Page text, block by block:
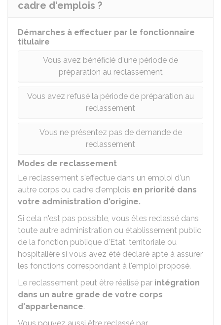
cadre d'emplois ?
Démarches à effectuer par le fonctionnaire
titulaire
Vous avez bénéficié d'une période de
préparation au reclassement
Vous avez refusé la période de préparation au
reclassement
Vous ne présentez pas de demande de
reclassement
Modes de reclassement
Le reclassement s'effectue dans un emploi d'un
autre corps ou cadre d'emplois en priorité dans
votre administration d'origine.
Si cela n'est pas possible, vous êtes reclassé dans
toute autre administration ou établissement public
de la fonction publique d'Etat, territoriale ou
hospitalière si vous avez été déclaré apte à assurer
les fonctions correspondant à l'emploi proposé.
Le reclassement peut être réalisé par intégration
dans un autre grade de votre corps
d'appartenance.